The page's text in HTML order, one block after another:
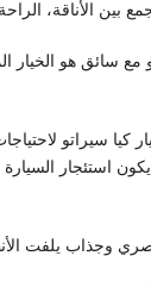
بين الأناقة،
مع سائق هو الخيار
كيا سيراتو
استئجار
وجذاب يلفت